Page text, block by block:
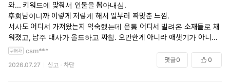
와... 키워드에 맞춰서 인물을 뽑아내심.
후회남이니까 이렇게 저렇게 해서 일부러 짜맞춘 느낌.
서사도 어디서 가져왔는지 익숙했는데 온통 어디서 빌려온 소재들로 채
워졌고, 남주 대사가 올드하고 짜침. 오만한게 아니라 애샛기가 아니라 뭔
가 어설퍼.....
csm***
2026.07.27 신고 차단
댓글0 0